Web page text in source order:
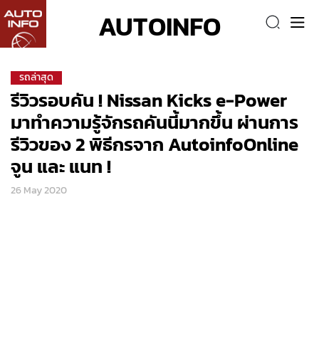
AUTOINFO
รถล่าสุด
รีวิวรอบคัน ! Nissan Kicks e-Power
มาทำความรู้จักรถคันนี้มากขึ้น ผ่านการ
รีวิวของ 2 พิธีกรจาก AutoinfoOnline
จูน และ แนท !
26 May 2020